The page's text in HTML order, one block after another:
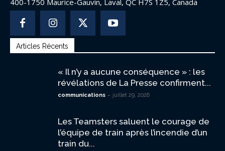
400-1750 Maurice-Gauvin, Laval, QC H7S 1Z5, Canada
Articles Récents
« Il n’y a aucune conséquence » : les
révélations de La Presse confirment...
communications - juillet 29, 2026
Les Teamsters saluent le courage de
l’équipe de train après l’incendie d’un
train du...